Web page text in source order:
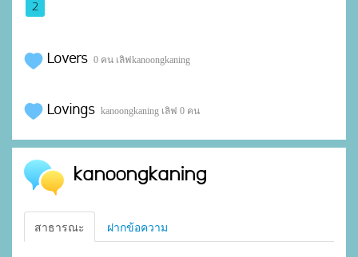
2
Lovers 0 คน เลิฟkanoongkaning
Lovings kanoongkaning เลิฟ 0 คน
kanoongkaning
สาธารณะ ฝากข้อความ